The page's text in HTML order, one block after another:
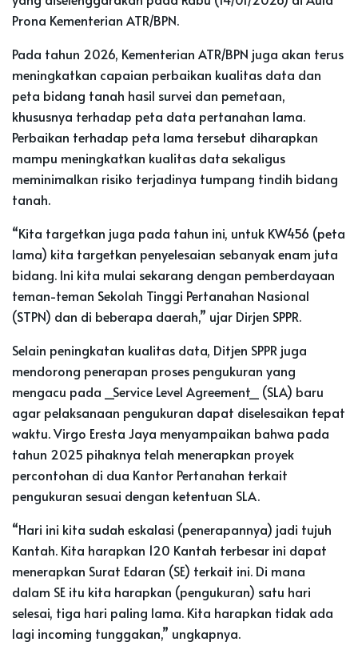
Prona Kementerian ATR/BPN.
Pada tahun 2026, Kementerian ATR/BPN juga akan terus
meningkatkan capaian perbaikan kualitas data dan
peta bidang tanah hasil survei dan pemetaan,
khususnya terhadap peta data pertanahan lama.
Perbaikan terhadap peta lama tersebut diharapkan
mampu meningkatkan kualitas data sekaligus
meminimalkan risiko terjadinya tumpang tindih bidang
tanah.
“Kita targetkan juga pada tahun ini, untuk KW456 (peta
lama) kita targetkan penyelesaian sebanyak enam juta
bidang. Ini kita mulai sekarang dengan pemberdayaan
teman-teman Sekolah Tinggi Pertanahan Nasional
(STPN) dan di beberapa daerah,” ujar Dirjen SPPR.
Selain peningkatan kualitas data, Ditjen SPPR juga
mendorong penerapan proses pengukuran yang
mengacu pada _Service Level Agreement_ (SLA) baru
agar pelaksanaan pengukuran dapat diselesaikan tepat
waktu. Virgo Eresta Jaya menyampaikan bahwa pada
tahun 2025 pihaknya telah menerapkan proyek
percontohan di dua Kantor Pertanahan terkait
pengukuran sesuai dengan ketentuan SLA.
“Hari ini kita sudah eskalasi (penerapannya) jadi tujuh
Kantah. Kita harapkan 120 Kantah terbesar ini dapat
menerapkan Surat Edaran (SE) terkait ini. Di mana
dalam SE itu kita harapkan (pengukuran) satu hari
selesai, tiga hari paling lama. Kita harapkan tidak ada
lagi incoming tunggakan,” ungkapnya.